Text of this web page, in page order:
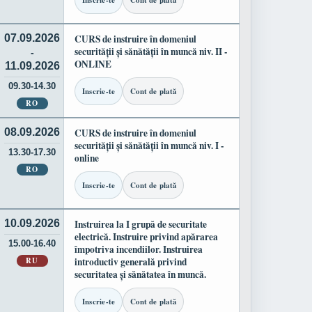
07.09.2026
-
11.09.2026
09.30-14.30
RO
CURS de instruire în domeniul
securității și sănătății în muncă niv. II -
ONLINE
Inscrie-te Cont de plată
08.09.2026
13.30-17.30
RO
CURS de instruire în domeniul
securității și sănătății în muncă niv. I -
online
Inscrie-te Cont de plată
10.09.2026
15.00-16.40
RU
Instruirea la I grupă de securitate
electrică. Instruire privind apărarea
împotriva incendiilor. Instruirea
introductiv generală privind
securitatea și sănătatea în muncă.
Inscrie-te Cont de plată